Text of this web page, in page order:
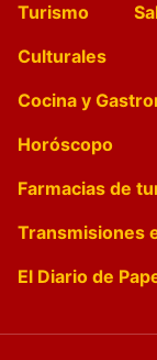
Turismo
Culturales
Cocina y
Horóscopo
Farmacias de
Transmisiones
El Diario de